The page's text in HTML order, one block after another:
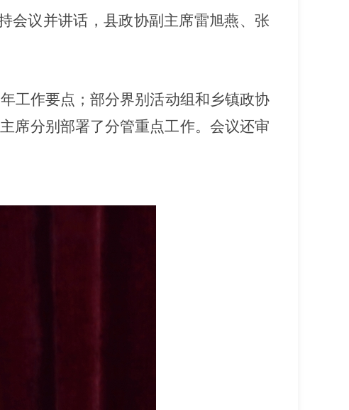
会议并讲话 ，县政协副主席雷旭燕、张
工作要点； 部分界别活动组和 乡镇政协
主席分别部署了分管重点工作。 会议还审